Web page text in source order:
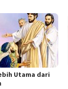
Utama dari